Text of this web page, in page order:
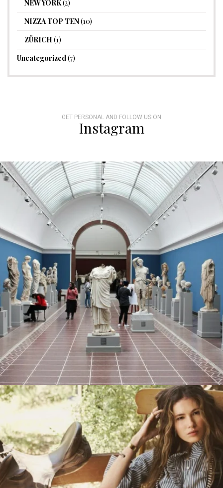
NEW YORK(2)
NIZZA TOP TEN(10)
ZÜRICH (1)
Uncategorized(7)
GET PERSONAL AND FOLLOW US ON
Instagram